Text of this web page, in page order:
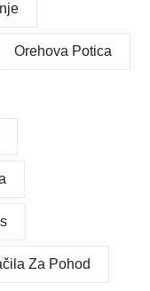
Orehova Potica
Za Pohod